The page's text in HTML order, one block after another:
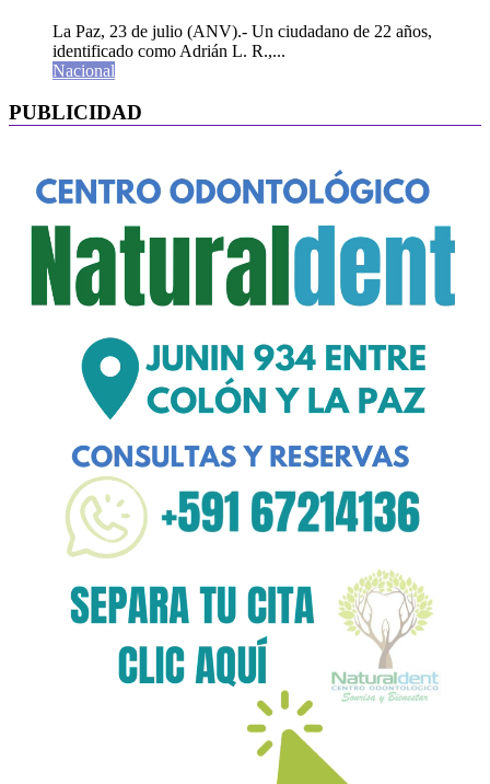
La Paz, 23 de julio (ANV).- Un ciudadano de 22 años,
identificado como Adrián L. R.,...
Nacional
PUBLICIDAD